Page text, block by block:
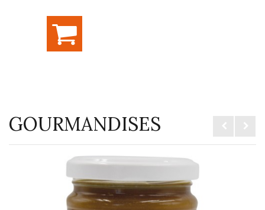
GOURMANDISES